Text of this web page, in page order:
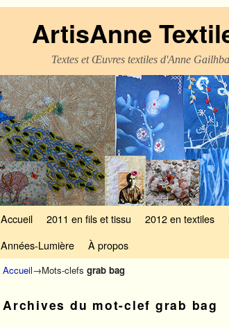
ArtisAnne
Textes et Œuvres textiles d'Anne
Accueil 2011 en fils et tissu 2012 en textiles
Années-Lumière
À propos
Accueil→Mots-clefs grab bag
Archives du mot-clef grab bag